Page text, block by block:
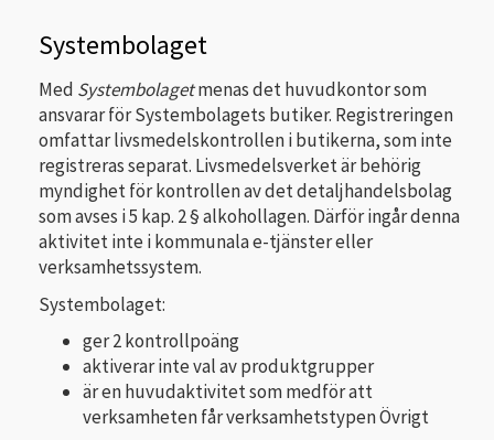
Systembolaget
Med Systembolagetmenas det huvudkontor som
ansvarar för Systembolagets butiker. Registreringen
omfattar livsmedelskontrollen i butikerna, som inte
registreras separat. Livsmedelsverket är behörig
myndighet för kontrollen av det detaljhandelsbolag
som avses i 5 kap. 2 § alkohollagen. Därför ingår denna
aktivitet inte i kommunala e-tjänster eller
verksamhetssystem.
Systembolaget:
ger 2 kontrollpoäng
aktiverar inte val av produktgrupper
är en huvudaktivitet som medför att
verksamheten får verksamhetstypen Övrigt